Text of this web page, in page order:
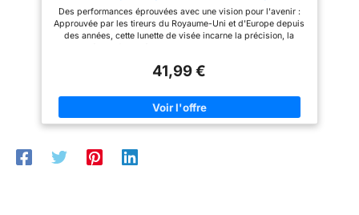
plupart des équipements
nécessitant des fixations
optiques de précision. Pour les
accessoires supplémentaires
: la pile CR2032 n'est plus
incluse en raison des politiques
d'expédition. Bénéficie d'une
an et d'un support client réactif
pour tout problème
Des performances éprouvées avec une vision pour l'avenir :
Approuvée par les tireurs du Royaume-Uni et d'Europe depuis
des années, cette lunette de visée incarne la précision, la
service client pour offrir des expériences de tir inégalées
comprend un réticule R4 en forme de croix, un diamètre
d'objectif de 40 mm (1,57"), des grossissements réglables
(3x-9x) et des réglages précis de l'élévation/du vent pour une
remplissage à l'azote pour des performances étanches et
antibuée. Comprend des couvercles d'objectif rabattables
41,99 €